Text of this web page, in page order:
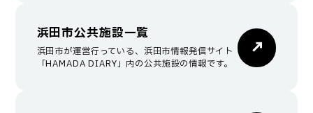
浜田市公共施設一覧
浜田市が運営行っている、浜田市情報発信サイト
「HAMADA DIARY」内の公共施設の情報です。